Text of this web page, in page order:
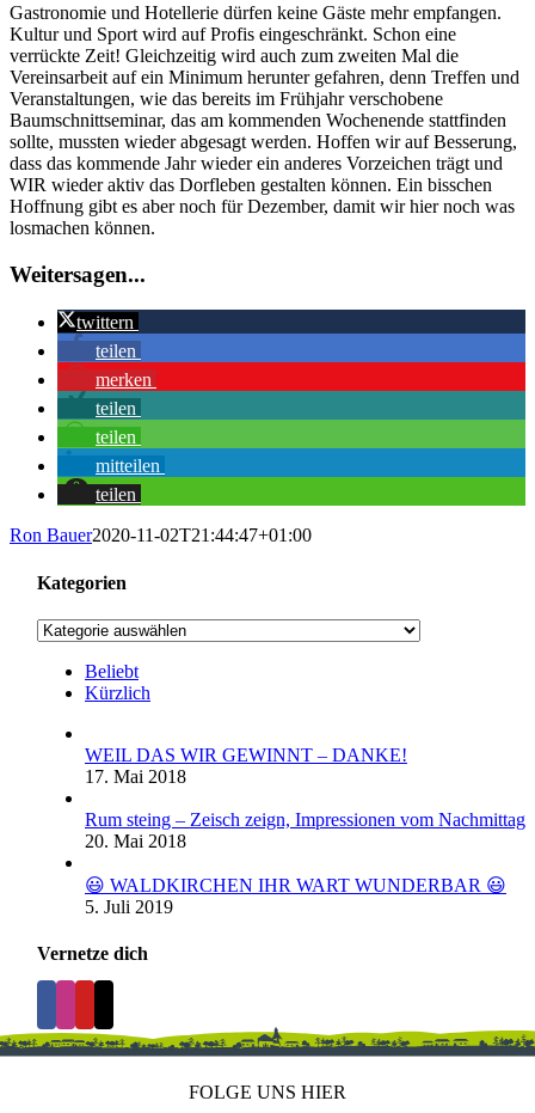
Bild
Gastronomie und Hotellerie dürfen keine Gäste mehr empfangen.
Kultur und Sport wird auf Profis eingeschränkt. Schon eine
verrückte Zeit! Gleichzeitig wird auch zum zweiten Mal die
Vereinsarbeit auf ein Minimum herunter gefahren, denn Treffen und
Veranstaltungen, wie das bereits im Frühjahr verschobene
Baumschnittseminar, das am kommenden Wochenende stattfinden
sollte, mussten wieder abgesagt werden. Hoffen wir auf Besserung,
dass das kommende Jahr wieder ein anderes Vorzeichen trägt und
WIR wieder aktiv das Dorfleben gestalten können. Ein bisschen
Hoffnung gibt es aber noch für Dezember, damit wir hier noch was
losmachen können.
Weitersagen...
twittern
teilen
merken
teilen
teilen
mitteilen
teilen
Ron Bauer2020-11-02T21:44:47+01:00
Kategorien
Kategorien
Beliebt
Kürzlich
WEIL DAS WIR GEWINNT – DANKE!
17. Mai 2018
Rum steing – Zeisch zeign, Impressionen vom Nachmittag
20. Mai 2018
😃 WALDKIRCHEN IHR WART WUNDERBAR 😃
5. Juli 2019
Vernetze dich
FOLGE UNS HIER